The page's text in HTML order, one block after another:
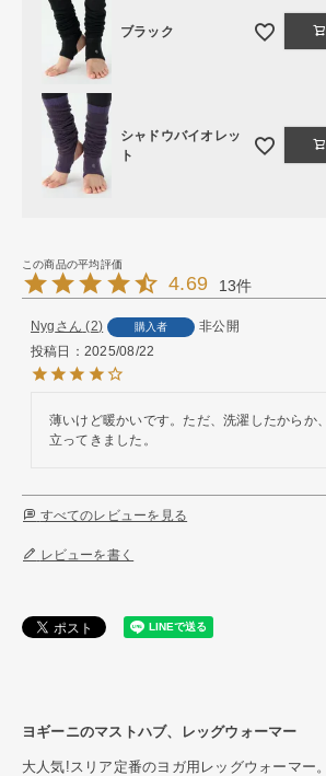
ブラック
シャドウバイオレッ
ト
4.69 13
Nyg 2 購入者
非公開
投稿日
2025/08/22
薄いけど暖かいです。ただ、洗濯したからか
立ってきました。
すべてのレビューを見る
レビューを書く
ヨギーニのマストハブ、レッグウォーマー
大人気!スリア定番のヨガ用レッグウォーマー